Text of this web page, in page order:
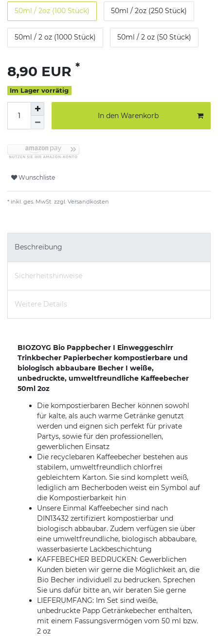
50ml / 2oz (100 Stück) 50ml / 2oz (250 Stück)
50ml / 2 oz (1000 Stück) 50ml / 2 oz (50 Stück)
8,90 EUR *
Im Lager vorrätig
In den Warenkorb
Wunschliste
* inkl. ges. MwSt. zzgl. Versandkosten
Beschreibung
Sicherheitshinweise
Weitere Details
BIOZOYG Bio Pappbecher I Einweggeschirr
Trinkbecher Papierbecher kompostierbare und
biologisch abbaubare Becher I weiße,
unbedruckte, umweltfreundliche Kaffeebecher
50ml 2oz
Die kompostierbaren Becher können sowohl
für kalte, als auch warme Getränke genutzt
werden und eignen sich perfekt für private
Partys, sowie für den professionellen,
gewerblichen Einsatz
Die recyclebaren Kaffeebecher bestehen aus
stabilem, umweltfreundlich chlorfrei
gebleichtem Karton. Sie sind komplett weiß,
lediglich am Becherboden weist ein Symbol auf
die Kompostierbarkeit hin
Unsere Einmal Kaffeebecher sind nach
DIN13432 zertifiziert kompostierbar und
biologisch abbaubar. Zudem verfügen sie über
eine umweltfreundliche, biologisch abbaubare,
wasserbasierte Lackbeschichtung
KAFFEBECHER BEDRUCKEN: Gewerblichen
Kunden bieten wir gerne die Möglichkeit an, die
Bio Becher individuell zu bedrucken. Sprechen
Sie uns dafür bitte an, wir beraten Sie gerne
LIEFERUMFANG: Im Set sind weiße,
unbedruckte Papp Getränkebecher enthalten,
mit einem Fassungsvermögen vom 50 ml bzw.
2 oz